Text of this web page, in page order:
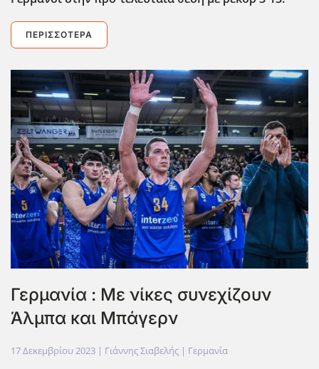
ΠΕΡΙΣΣΌΤΕΡΑ
Γερμανία : Με νίκες συνεχίζουν
Άλμπα και Μπάγερν
17 Δεκεμβρίου 2023 | Γιάννης Σιαβελής | Γερμανία